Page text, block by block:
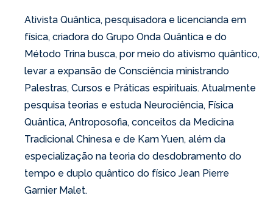
Ativista Quântica, pesquisadora e licencianda em
física, criadora do Grupo Onda Quântica e do
Método Trina busca, por meio do ativismo quântico,
levar a expansão de Consciência ministrando
Palestras, Cursos e Práticas espirituais. Atualmente
pesquisa teorias e estuda Neurociência, Física
Quântica, Antroposofia, conceitos da Medicina
Tradicional Chinesa e de Kam Yuen, além da
especialização na teoria do desdobramento do
tempo e duplo quântico do físico Jean Pierre
Garnier Malet.